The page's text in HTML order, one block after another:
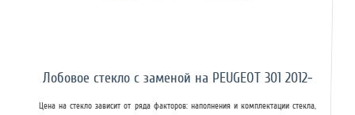
Лобовое стекло с заменой на PEUGEOT 301 2012-
Цена на стекло зависит от ряда факторов: наполнения и комплектации стекла,